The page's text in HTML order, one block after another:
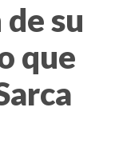
su
que